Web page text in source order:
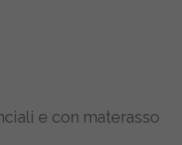
e con materasso